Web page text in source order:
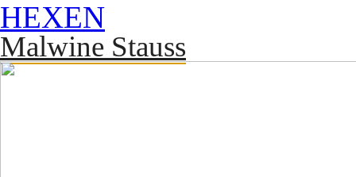
HEXEN
Malwine Stauss